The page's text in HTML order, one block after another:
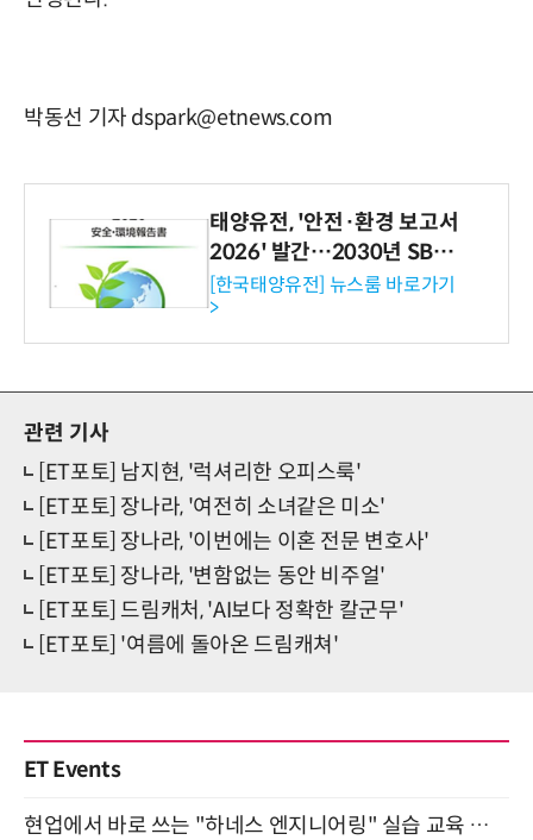
박동선 기자 dspark@etnews.com
태양유전, '안전·환경 보고서
2026' 발간…2030년 SBT
수준 온실가스 감축 추진
[한국태양유전] 뉴스룸 바로가기
>
관련 기사
[ET포토] 남지현, '럭셔리한 오피스룩'
[ET포토] 장나라, '여전히 소녀같은 미소'
[ET포토] 장나라, '이번에는 이혼 전문 변호사'
[ET포토] 장나라, '변함없는 동안 비주얼'
[ET포토] 드림캐처, 'AI보다 정확한 칼군무'
[ET포토] '여름에 돌아온 드림캐쳐'
ET Events
현업에서 바로 쓰는 "하네스 엔지니어링" 실습 교육 워크숍 8월 20일 개최